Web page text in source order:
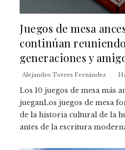
Juegos de mesa
continúan
generaciones y
Alejandro Torres Fernández
Los 10 juegos de mesa más
jueganLos juegos de mesa
de la historia cultural de la
antes de la escritura